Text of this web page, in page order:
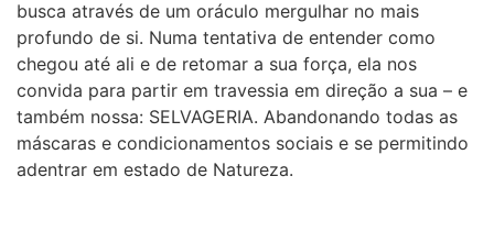
busca através de um oráculo mergulhar no mais
profundo de si. Numa tentativa de entender como
chegou até ali e de retomar a sua força, ela nos
convida para partir em travessia em direção a sua – e
também nossa: SELVAGERIA. Abandonando todas as
máscaras e condicionamentos sociais e se permitindo
adentrar em estado de Natureza.